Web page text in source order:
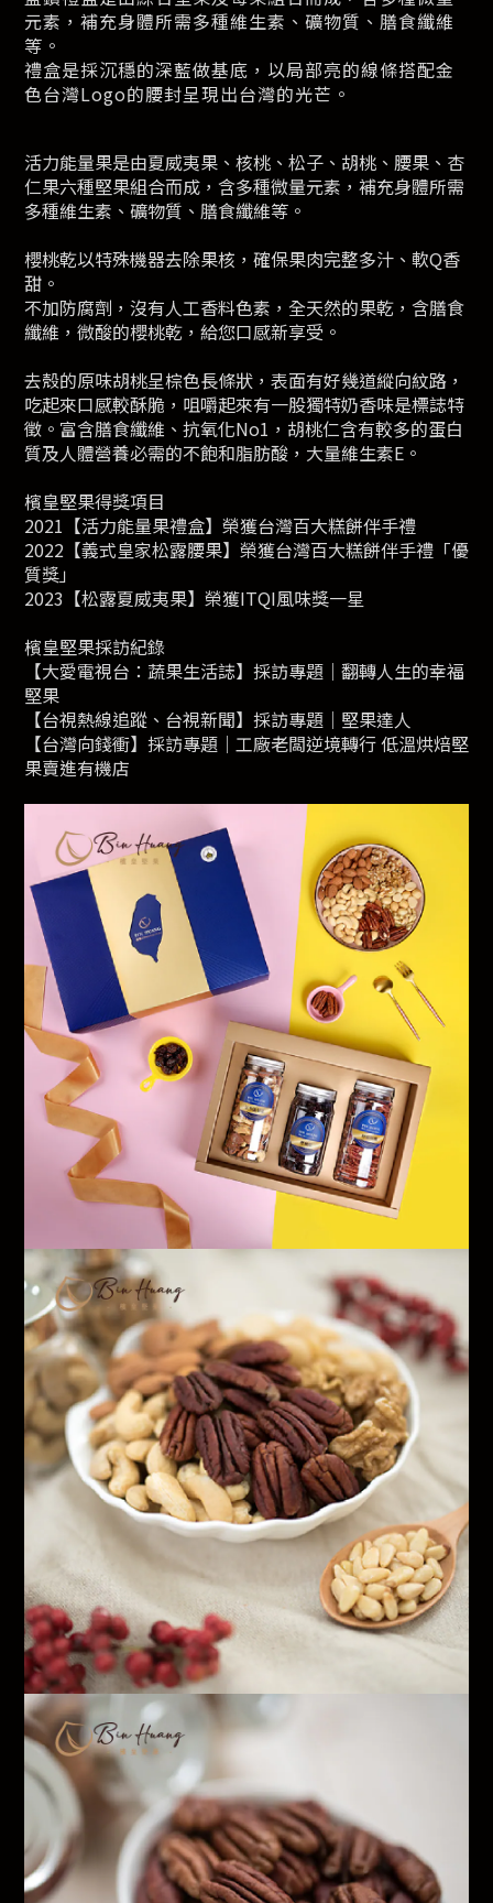
元素，補充身體所需多種維生素、礦物質、膳食纖維
等。
禮盒是採沉穩的深藍做基底，以局部亮的線條搭配金
色台灣Logo的腰封呈現出台灣的光芒。
活力能量果是由夏威夷果、核桃、松子、胡桃、腰果、杏
仁果六種堅果組合而成，含多種微量元素，補充身體所需
多種維生素、礦物質、膳食纖維等。
櫻桃乾以特殊機器去除果核，確保果肉完整多汁、軟Q香
甜。
不加防腐劑，沒有人工香料色素，全天然的果乾，含膳食
纖維，微酸的櫻桃乾，給您口感新享受。
去殼的原味胡桃呈棕色長條狀，表面有好幾道縱向紋路，
吃起來口感較酥脆，咀嚼起來有一股獨特奶香味是標誌特
徵。富含膳食纖維、抗氧化No1，胡桃仁含有較多的蛋白
質及人體營養必需的不飽和脂肪酸，大量維生素E。
檳皇堅果得獎項目
2021【活力能量果禮盒】榮獲台灣百大糕餅伴手禮
2022【義式皇家松露腰果】榮獲台灣百大糕餅伴手禮「優
質獎」
2023【松露夏威夷果】榮獲ITQI風味獎一星
檳皇堅果採訪紀錄
【大愛電視台：蔬果生活誌】採訪專題｜翻轉人生的幸福
堅果
【台視熱線追蹤、台視新聞】採訪專題｜堅果達人
【台灣向錢衝】採訪專題｜工廠老闆逆境轉行 低溫烘焙堅
果賣進有機店